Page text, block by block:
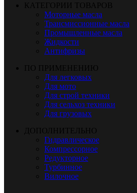
КАТЕГОРИИ ТОВАРОВ
Моторные масла
Трансмиссионные масла
Промышленные масла
Жидкости
Антифризы
ПО ПРИМЕНЕНИЮ
Для легковых
Для мото
Для строй техники
Для сельхоз техники
Для грузовых
ДОПОЛНИТЕЛЬНО
Гидравлическое
Компрессорное
Редукторное
Турбинное
Вилочное